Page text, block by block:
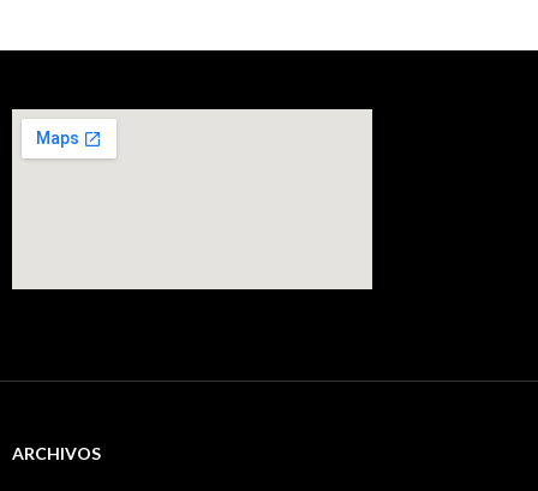
ARCHIVOS